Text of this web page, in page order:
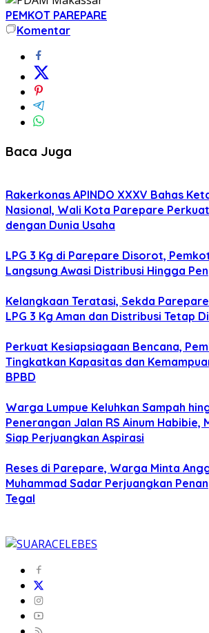
PEMKOT PAREPARE
Komentar
Baca Juga
Rakerkonas APINDO XXXV Bahas
Nasional, Wali Kota Parepare
dengan Dunia Usaha
LPG 3 Kg di Parepare Disorot,
Langsung Awasi Distribusi Hingga
Kelangkaan Teratasi, Sekda
LPG 3 Kg Aman dan Distribusi Tetap
Perkuat Kesiapsiagaan Bencana,
Tingkatkan Kapasitas dan
BPBD
Warga Lumpue Keluhkan Sampah
Penerangan Jalan RS Ainum Habibie,
Siap Perjuangkan Aspirasi
Reses di Parepare, Warga Minta
Muhammad Sadar Perjuangkan
Tegal